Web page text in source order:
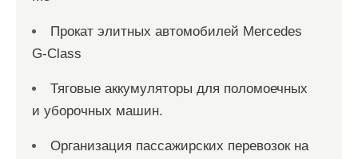
Прокат элитных автомобилей Mercedes
G-Class
Тяговые аккумуляторы для поломоечных
и уборочных машин.
Организация пассажирских перевозок на